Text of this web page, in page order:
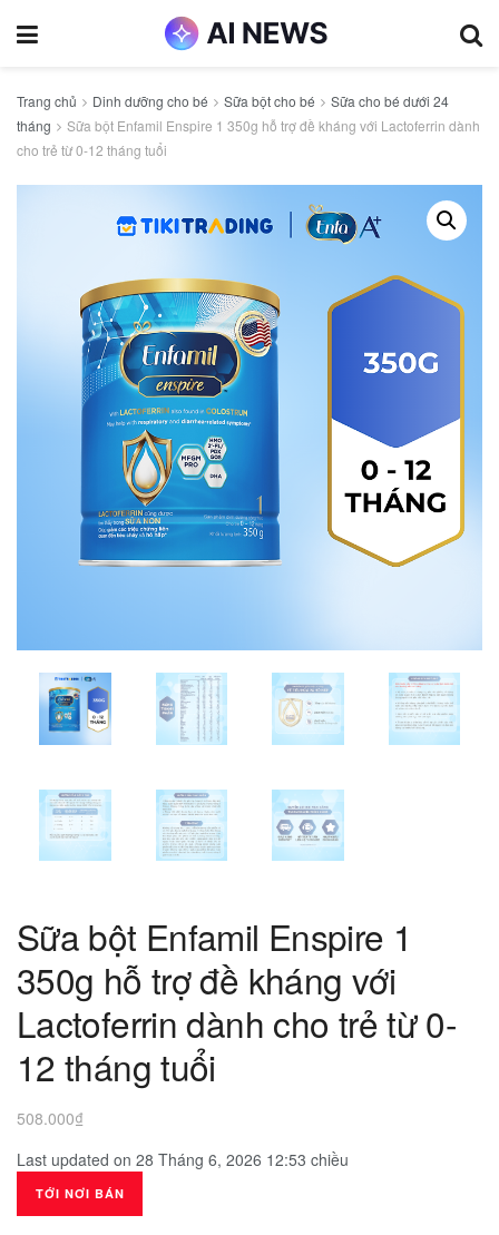
Trang chủ Dinh dưỡng cho bé Sữa bột cho bé
Sữa cho bé dưới 24
tháng
Sữa bột Enfamil Enspire 1 350g hỗ trợ đề kháng với Lactoferrin dành
cho trẻ từ 0-12 tháng tuổi
Sữa bột Enfamil Enspire 1
350g hỗ trợ đề kháng với
Lactoferrin dành cho trẻ từ 0-
12 tháng tuổi
508.000₫
Last updated on 28 Tháng 6, 2026 12:53 chiều
TỚI NƠI BÁN